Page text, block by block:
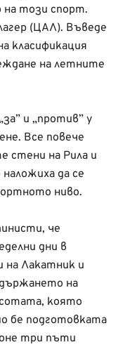
на този спорт.
(ЦАЛ). Въведе
класификация
на летните
и „против” у
Все повече
стени на Рила и
да се
ниво.
че
дни в
на Лакатник и
на
която
бе подготовката
три пъти